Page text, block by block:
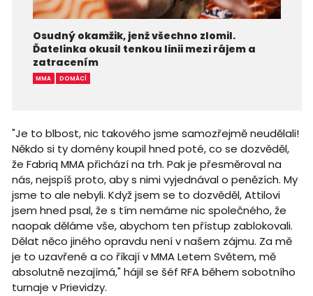
Osudný okamžik, jenž všechno zlomil.
Ďatelinka okusil tenkou linii mezi rájem a
zatracením
MMA DOMÁCÍ
"Je to blbost, nic takového jsme samozřejmě neudělali!
Někdo si ty domény koupil hned poté, co se dozvěděl,
že Fabriq MMA přichází na trh. Pak je přesměroval na
nás, nejspíš proto, aby s nimi vyjednával o penězích. My
jsme to ale nebyli. Když jsem se to dozvěděl, Attilovi
jsem hned psal, že s tím nemáme nic společného, že
naopak děláme vše, abychom ten přístup zablokovali.
Dělat něco jiného opravdu není v našem zájmu. Za mě
je to uzavřené a co říkají v MMA Letem Světem, mě
absolutně nezajímá," hájil se šéf RFA během sobotního
turnaje v Prievidzy.